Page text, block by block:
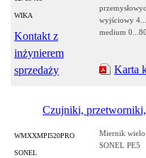
WIKA
Kontakt z
inżynierem
sprzedaży
wyjściowy
medium
Karta
Czujniki,
WMXXMPI520PRO
SONEL
Miernik
SONEL PE5